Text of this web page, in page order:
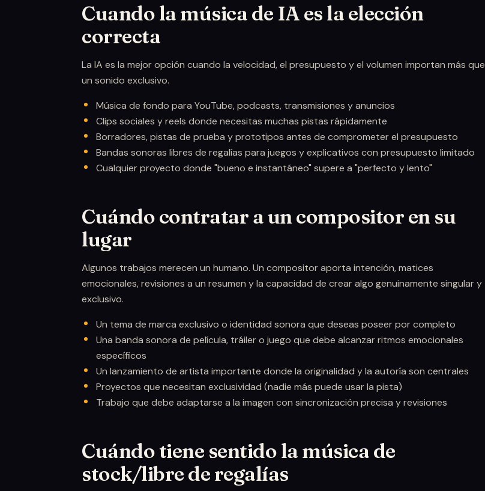
Cuando la música de IA es la elección
correcta
La IA es la mejor opción cuando la velocidad, el presupuesto y el volumen importan más que
un sonido exclusivo.
Música de fondo para YouTube, podcasts, transmisiones y anuncios
Clips sociales y reels donde necesitas muchas pistas rápidamente
Borradores, pistas de prueba y prototipos antes de comprometer el presupuesto
Bandas sonoras libres de regalías para juegos y explicativos con presupuesto limitado
Cualquier proyecto donde "bueno e instantáneo" supere a "perfecto y lento"
Cuándo contratar a un compositor en su
lugar
Algunos trabajos merecen un humano. Un compositor aporta intención, matices
emocionales, revisiones a un resumen y la capacidad de crear algo genuinamente singular y
exclusivo.
Un tema de marca exclusivo o identidad sonora que deseas poseer por completo
Una banda sonora de película, tráiler o juego que debe alcanzar ritmos emocionales
específicos
Un lanzamiento de artista importante donde la originalidad y la autoría son centrales
Proyectos que necesitan exclusividad (nadie más puede usar la pista)
Trabajo que debe adaptarse a la imagen con sincronización precisa y revisiones
Cuándo tiene sentido la música de
stock/libre de regalías